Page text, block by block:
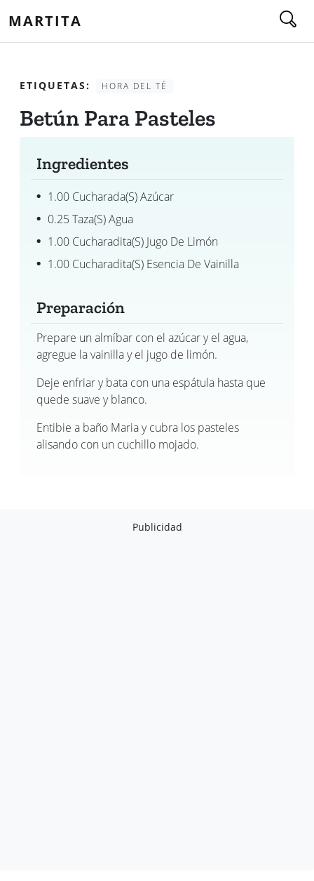
MARTITA
ETIQUETAS: HORA DEL TÉ
Betún Para Pasteles
Ingredientes
1.00 Cucharada(s) Azúcar
0.25 Taza(s) Agua
1.00 Cucharadita(s) Jugo De Limón
1.00 Cucharadita(s) Esencia De Vainilla
Preparación
Prepare un almíbar con el azúcar y el agua,
agregue la vainilla y el jugo de limón.
Deje enfriar y bata con una espátula hasta que
quede suave y blanco.
Entibie a baño Maria y cubra los pasteles
alisando con un cuchillo mojado.
Publicidad